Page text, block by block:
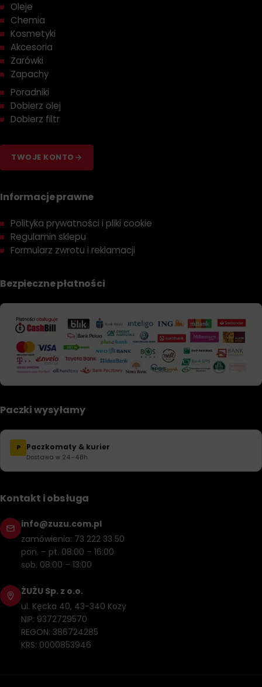
Oleje
Chemia
Kosmetyki
Akcesoria
Żarówki
Zapachy
Poradniki
Dobierz olej
Dobierz filtr
TWOJE KONTO
Informacje prawne
Polityka prywatności i pliki cookie
Regulamin sklepu
Formularz zwrotu i reklamacji
Bezpieczne płatności
Paczki wysyłamy
P Paczkomaty & kurier
Dostawa w 24–48h
Kontakt i obsługa
info@zuzu.com.pl
zamówienia: 73 222 33 50
pon. – pt. 08:00 – 16:00
sob. 08:00 – 13:00
ŻUŻU Sp. z o.o.
ul. Kęcka 40, 43-340 Kozy
NIP: 9372729570
REGON: 386724285
KRS: 0000853946